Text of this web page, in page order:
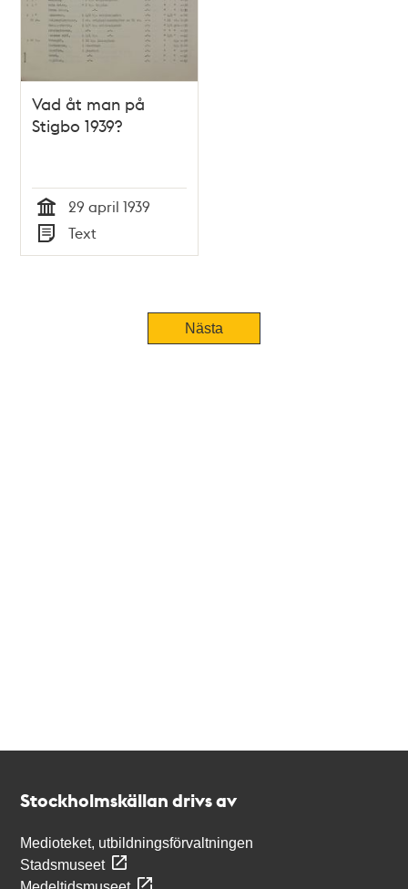
Vad åt man på
Stigbo 1939?
Tid
29 april 1939
Typ
Text
Nästa
Stockholmskällan drivs av
Medioteket, utbildningsförvaltningen
Stadsmuseet